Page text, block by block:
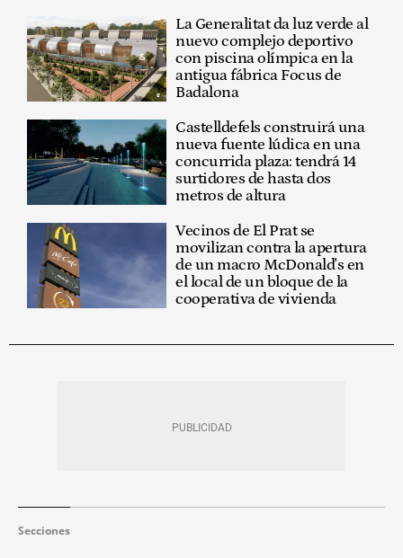
La Generalitat da luz verde al
nuevo complejo deportivo
con piscina olímpica en la
antigua fábrica Focus de
Badalona
Castelldefels construirá una
nueva fuente lúdica en una
concurrida plaza: tendrá 14
surtidores de hasta dos
metros de altura
Vecinos de El Prat se
movilizan contra la apertura
de un macro McDonald's en
el local de un bloque de la
cooperativa de vivienda
Secciones